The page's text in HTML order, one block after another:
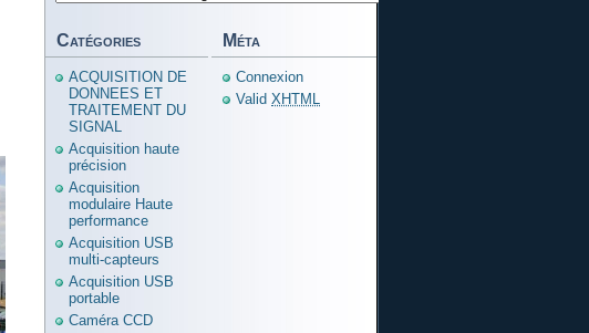
Catégories
ACQUISITION DE
DONNEES ET
TRAITEMENT DU
SIGNAL
Acquisition haute
précision
Acquisition
modulaire Haute
performance
Acquisition USB
multi-capteurs
Acquisition USB
portable
Caméra CCD
Méta
Connexion
Valid XHTML